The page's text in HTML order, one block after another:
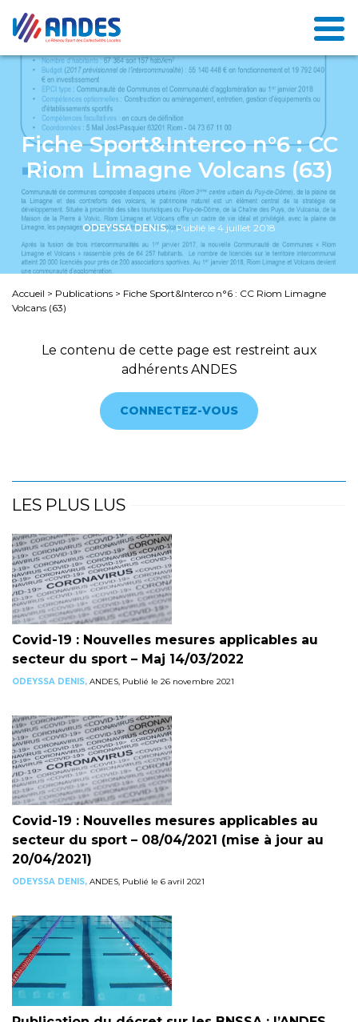
Fiche Sport&Interco n°6 : CC
Riom Limagne Volcans (63)
ODEYSSA DENIS,, Publié le 4 juillet 2018
Accueil > Publications > Fiche Sport&Interco n°6 : CC Riom Limagne
Volcans (63)
Le contenu de cette page est restreint aux
adhérents ANDES
CONNECTEZ-VOUS
LES PLUS LUS
Covid-19 : Nouvelles mesures applicables au
secteur du sport – Maj 14/03/2022
ODEYSSA DENIS, ANDES, Publié le 26 novembre 2021
Covid-19 : Nouvelles mesures applicables au
secteur du sport – 08/04/2021 (mise à jour au
20/04/2021)
ODEYSSA DENIS, ANDES, Publié le 6 avril 2021